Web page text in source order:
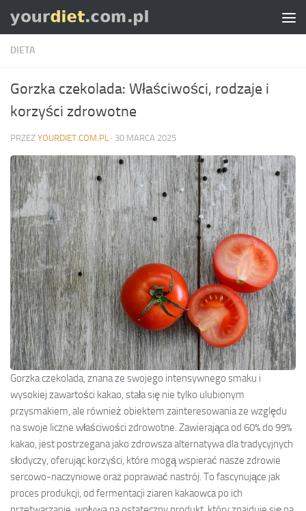
Skip to content
DIETA
Gorzka czekolada: Właściwości, rodzaje i
korzyści zdrowotne
PRZEZ YOURDIET.COM.PL · 30 MARCA 2025
Gorzka czekolada, znana ze swojego intensywnego smaku i
wysokiej zawartości kakao, stała się nie tylko ulubionym
przysmakiem, ale również obiektem zainteresowania ze względu
na swoje liczne właściwości zdrowotne. Zawierająca od 60% do 99%
kakao, jest postrzegana jako zdrowsza alternatywa dla tradycyjnych
słodyczy, oferując korzyści, które mogą wspierać nasze zdrowie
sercowo-naczyniowe oraz poprawiać nastrój. To fascynujące jak
proces produkcji, od fermentacji ziaren kakaowca po ich